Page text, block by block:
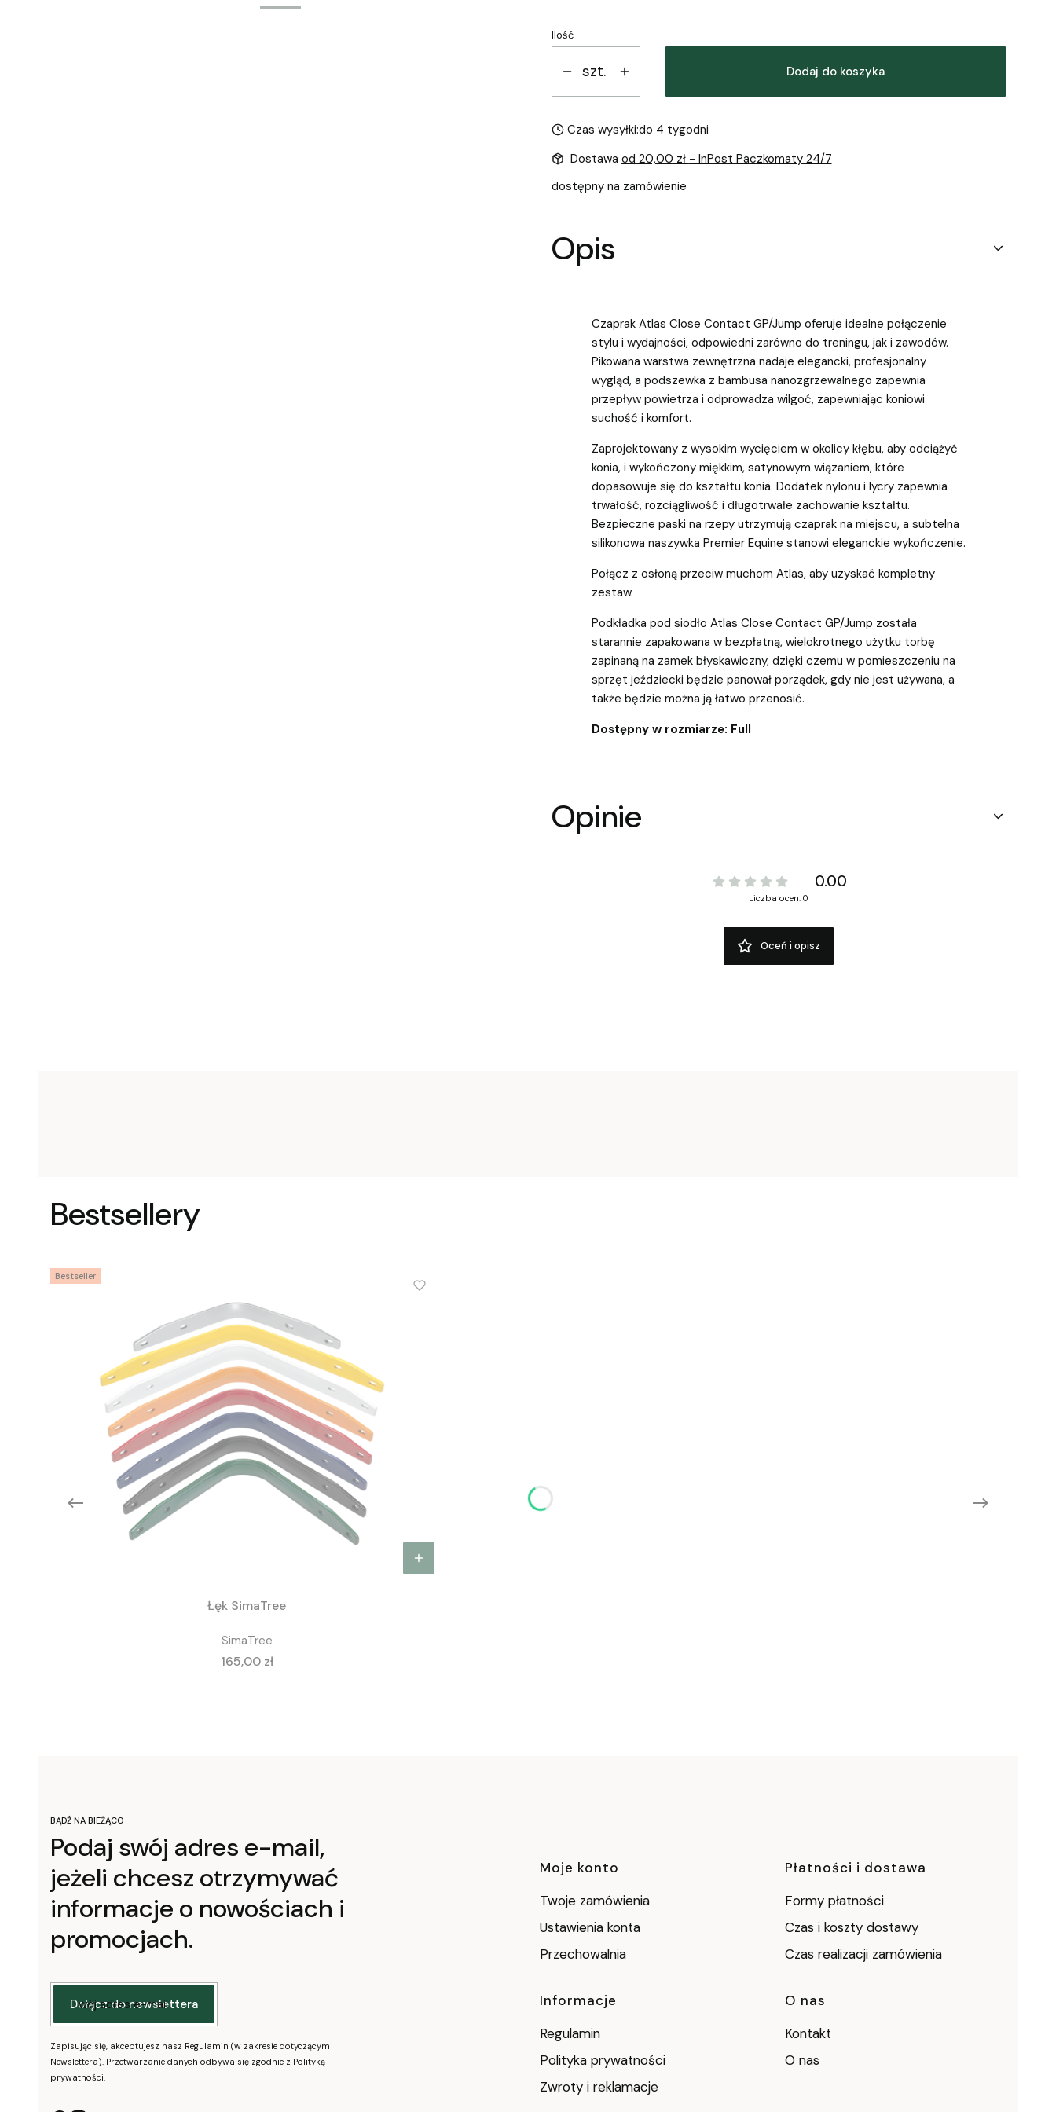
Ilość
szt. Dodaj do koszyka
Czas wysyłki:do 4 tygodni
Dostawa od 20,00 zł - InPost Paczkomaty 24/7
dostępny na zamówienie
Opis
Czaprak Atlas Close Contact GP/Jump oferuje idealne połączenie
stylu i wydajności, odpowiedni zarówno do treningu, jak i zawodów.
Pikowana warstwa zewnętrzna nadaje elegancki, profesjonalny
wygląd, a podszewka z bambusa nanozgrzewalnego zapewnia
przepływ powietrza i odprowadza wilgoć, zapewniając koniowi
suchość i komfort.
Zaprojektowany z wysokim wycięciem w okolicy kłębu, aby odciążyć
konia, i wykończony miękkim, satynowym wiązaniem, które
dopasowuje się do kształtu konia. Dodatek nylonu i lycry zapewnia
trwałość, rozciągliwość i długotrwałe zachowanie kształtu.
Bezpieczne paski na rzepy utrzymują czaprak na miejscu, a subtelna
silikonowa naszywka Premier Equine stanowi eleganckie wykończenie.
Połącz z osłoną przeciw muchom Atlas, aby uzyskać kompletny
zestaw.
Podkładka pod siodło Atlas Close Contact GP/Jump została
starannie zapakowana w bezpłatną, wielokrotnego użytku torbę
zapinaną na zamek błyskawiczny, dzięki czemu w pomieszczeniu na
sprzęt jeździecki będzie panował porządek, gdy nie jest używana, a
także będzie można ją łatwo przenosić.
Dostępny w rozmiarze: Full
Opinie
0.00
Liczba ocen: 0
Oceń i opisz
Bestsellery
Bestseller
Łęk SimaTree
SimaTree
Cena
165,00 zł
BĄDŹ NA BIEŻĄCO
Podaj swój adres e-mail,
jeżeli chcesz otrzymywać
informacje o nowościach i
promocjach.
Twój adres e-mail
Dołącz do newslettera
Zapisując się, akceptujesz nasz Regulamin (w zakresie dotyczącym
Newslettera). Przetwarzanie danych odbywa się zgodnie z Polityką
prywatności.
Linki w stopce
Moje konto
Twoje zamówienia
Ustawienia konta
Przechowalnia
Płatności i dostawa
Formy płatności
Czas i koszty dostawy
Czas realizacji zamówienia
Informacje
Regulamin
Polityka prywatności
Zwroty i reklamacje
O nas
Kontakt
O nas